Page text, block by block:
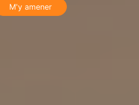
M'y amener